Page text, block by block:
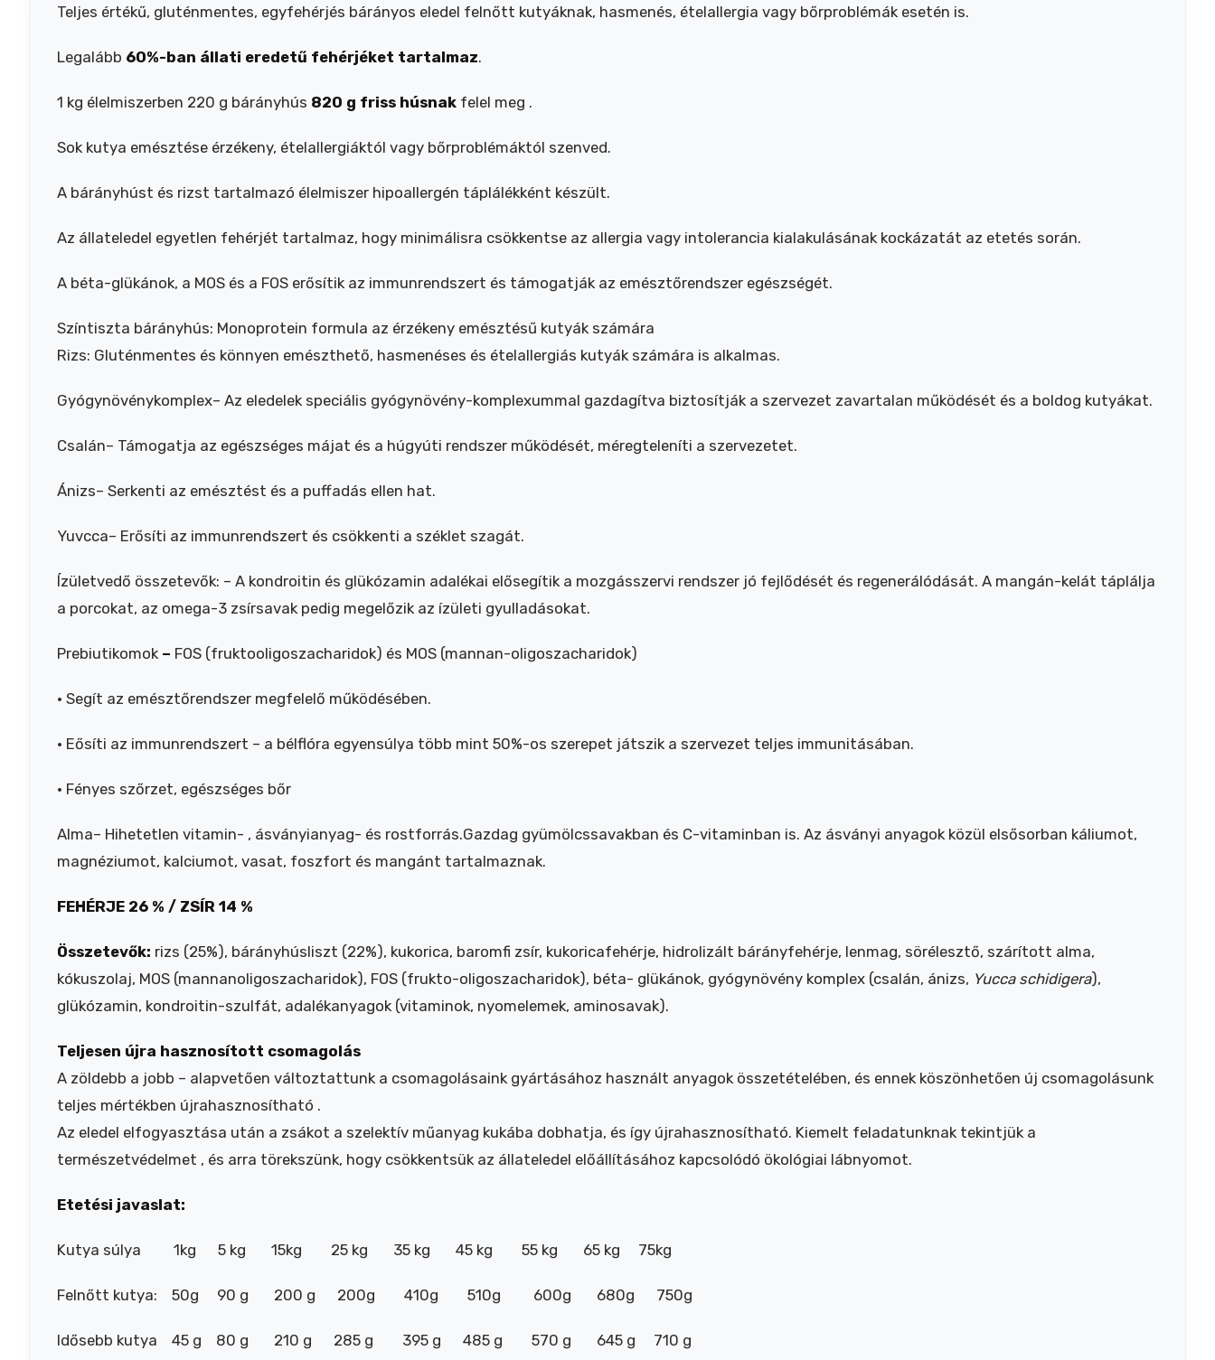
Teljes értékű, gluténmentes, egyfehérjés bárányos eledel felnőtt kutyáknak, hasmenés, ételallergia vagy bőrproblémák esetén is.
Legalább 60%-ban állati eredetű fehérjéket tartalmaz.
1 kg élelmiszerben 220 g bárányhús 820 g friss húsnak felel meg .
Sok kutya emésztése érzékeny, ételallergiáktól vagy bőrproblémáktól szenved.
A bárányhúst és rizst tartalmazó élelmiszer hipoallergén táplálékként készült.
Az állateledel egyetlen fehérjét tartalmaz, hogy minimálisra csökkentse az allergia vagy intolerancia kialakulásának kockázatát az etetés során.
A béta-glükánok, a MOS és a FOS erősítik az immunrendszert és támogatják az emésztőrendszer egészségét.
Színtiszta bárányhús: Monoprotein formula az érzékeny emésztésű kutyák számára
Rizs: Gluténmentes és könnyen emészthető, hasmenéses és ételallergiás kutyák számára is alkalmas.
Gyógynövénykomplex– Az eledelek speciális gyógynövény-komplexummal gazdagítva biztosítják a szervezet zavartalan működését és a boldog kutyákat.
Csalán– Támogatja az egészséges májat és a húgyúti rendszer működését, méregteleníti a szervezetet.
Ánizs– Serkenti az emésztést és a puffadás ellen hat.
Yuvcca– Erősíti az immunrendszert és csökkenti a széklet szagát.
Ízületvedő összetevők: – A kondroitin és glükózamin adalékai elősegítik a mozgásszervi rendszer jó fejlődését és regenerálódását. A mangán-kelát táplálja
a porcokat, az omega-3 zsírsavak pedig megelőzik az ízületi gyulladásokat.
Prebiutikomok – FOS (fruktooligoszacharidok) és MOS (mannan-oligoszacharidok)
• Segít az emésztőrendszer megfelelő működésében.
• Eősíti az immunrendszert – a bélflóra egyensúlya több mint 50%-os szerepet játszik a szervezet teljes immunitásában.
• Fényes szőrzet, egészséges bőr
Alma– Hihetetlen vitamin- , ásványianyag- és rostforrás.Gazdag gyümölcssavakban és C-vitaminban is. Az ásványi anyagok közül elsősorban káliumot,
magnéziumot, kalciumot, vasat, foszfort és mangánt tartalmaznak.
FEHÉRJE 26 % / ZSÍR 14 %
Összetevők: rizs (25%), bárányhúsliszt (22%), kukorica, baromfi zsír, kukoricafehérje, hidrolizált bárányfehérje, lenmag, sörélesztő, szárított alma,
kókuszolaj, MOS (mannanoligoszacharidok), FOS (frukto-oligoszacharidok), béta- glükánok, gyógynövény komplex (csalán, ánizs, Yucca schidigera),
glükózamin, kondroitin-szulfát, adalékanyagok (vitaminok, nyomelemek, aminosavak).
Teljesen újra hasznosított csomagolás
A zöldebb a jobb – alapvetően változtattunk a csomagolásaink gyártásához használt anyagok összetételében, és ennek köszönhetően új csomagolásunk
teljes mértékben újrahasznosítható .
Az eledel elfogyasztása után a zsákot a szelektív műanyag kukába dobhatja, és így újrahasznosítható. Kiemelt feladatunknak tekintjük a
természetvédelmet , és arra törekszünk, hogy csökkentsük az állateledel előállításához kapcsolódó ökológiai lábnyomot.
Etetési javaslat:
Kutya súlya 1kg 5 kg 15kg 25 kg 35 kg 45 kg 55 kg 65 kg 75kg
Felnőtt kutya: 50g 90 g 200 g 200g 410g 510g 600g 680g 750g
Idősebb kutya 45 g 80 g 210 g 285 g 395 g 485 g 570 g 645 g 710 g